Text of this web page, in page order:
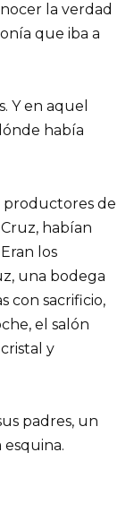
la verdad
que iba a
Y en aquel
había
productores de
habían
los
una bodega
con sacrificio,
el salón
y
padres, un